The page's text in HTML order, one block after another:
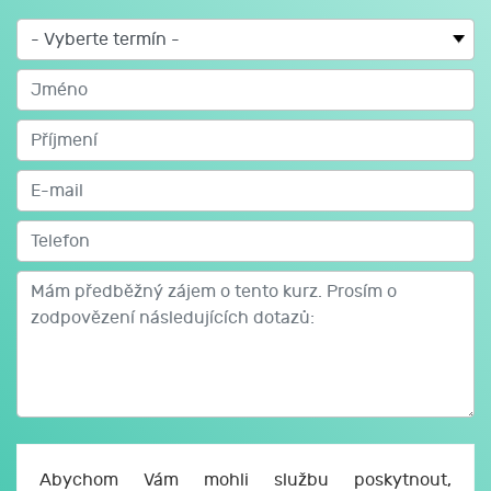
doklady, správní vyhoštění a soudní přezkum, zajištění
cizinců, zařízení pro cizince.
- Problematika:
a) multikulturalita,
b) totožnost nezletilého cizince (věk, jméno, příjmení,
datum narození, státní příslušnost, apod.),
c) limity orgánů sociálně-právní ochrany dětí z pohledu
problematiky nezletilého cizince bez doprovodu
zákonného zástupce.
Diskuse, dotazy.
Abychom Vám mohli službu poskytnout,